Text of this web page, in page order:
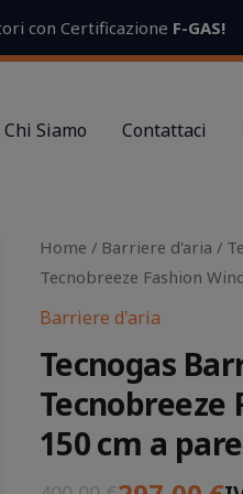
con Certificazione F-GAS!
Chi Siamo Contattaci
Home / Barriere d'aria /
Tecnobreeze Fashion
Barriere d'aria
Tecnogas
Tecnobreeze
150 cm a
Il
prezzo
originale
era:
400,00 €.
Il
prezzo
attuale
è:
297,00 €.